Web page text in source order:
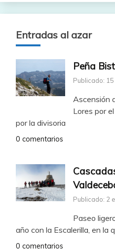
Entradas al azar
Peña
Publicado:
Ascensión
Lores por
por la divisoria
0 comentarios
Publicado: 2
Paseo
año con la Escalerilla, en la
0 comentarios